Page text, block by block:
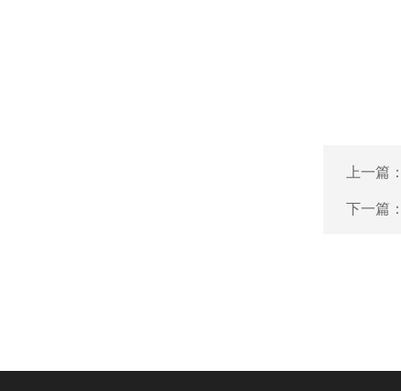
上一篇：
下一篇：